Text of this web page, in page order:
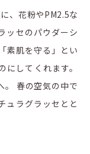
、花粉やPM2.5な
ッセのパウダーシ
素肌を守る」とい
してくれます。
。 春の空気の中で
ュラグラッセとと